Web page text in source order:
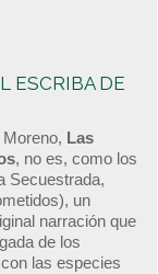
ESCRIBA DE
Las
, no es, como los
Secuestrada,
un
narración que
de los
las especies